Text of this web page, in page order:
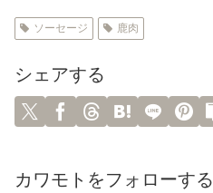
ソーセージ 鹿肉
シェアする
カワモトをフォローする